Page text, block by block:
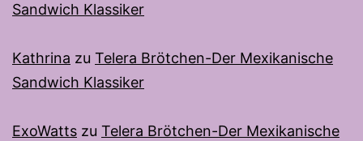
Sandwich Klassiker
Kathrina zu Telera Brötchen-Der Mexikanische
Sandwich Klassiker
ExoWatts zu Telera Brötchen-Der Mexikanische